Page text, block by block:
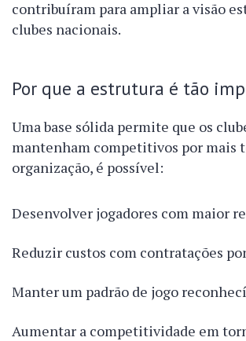
contribuíram para ampliar a visão
clubes nacionais.
Por que a estrutura é tão
Uma base sólida permite que os
mantenham competitivos por mais
organização, é possível:
Desenvolver jogadores com maior
Reduzir custos com contratações
Manter um padrão de jogo
Aumentar a competitividade em